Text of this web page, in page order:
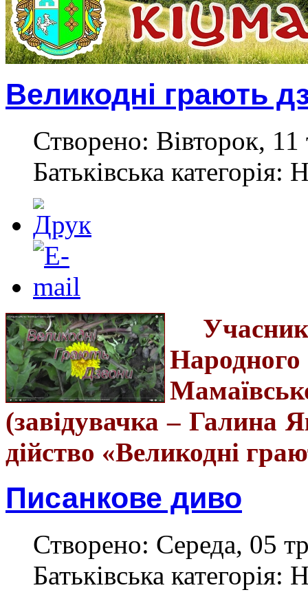
Великодні грають
Створено: Вівторок,
Батьківська категорія:
(завідувачка – Галина
дійство «Великодні
Писанкове диво
Створено: Середа, 05
Батьківська категорія: